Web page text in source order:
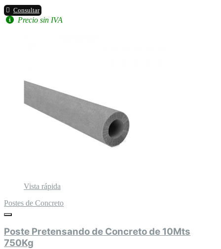
Consultar
Precio sin IVA
Vista rápida
Postes de Concreto
Poste Pretensando de Concreto de 10Mts
750Kg